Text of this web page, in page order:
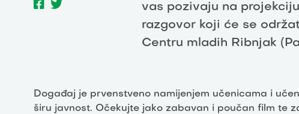
vas pozivaju na
razgovor koji će se
Centru mladih Ribnjak
Događaj je prvenstveno namijenjem učenicama i
širu javnost. Očekujte jako zabavan i poučan film te